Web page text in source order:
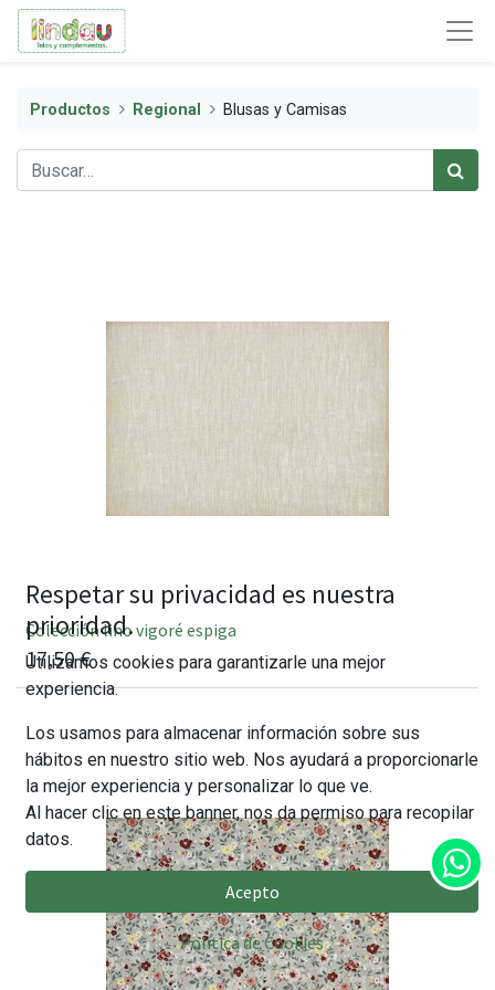
Productos Regional Blusas y Camisas
Colección lino vigoré espiga
17,50€
Respetar su privacidad es nuestra
prioridad.
Utilizamos cookies para garantizarle una mejor
experiencia.
Los usamos para almacenar información sobre sus
hábitos en nuestro sitio web. Nos ayudará a proporcionarle
la mejor experiencia y personalizar lo que ve.
Al hacer clic en este banner, nos da permiso para recopilar
datos.
Acepto
Política de Cookies